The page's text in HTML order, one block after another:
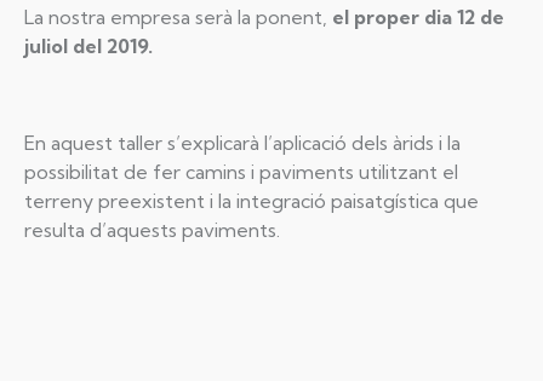
La nostra empresa serà la ponent, el proper dia 12 de
juliol del 2019.
En aquest taller s’explicarà l’aplicació dels àrids i la
possibilitat de fer camins i paviments utilitzant el
terreny preexistent i la integració paisatgística que
resulta d’aquests paviments.